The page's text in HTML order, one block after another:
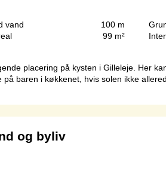
vand
100 m
99 m²
placering på kysten i Gilleleje. Her
baren i køkkenet, hvis solen ikke
og byliv